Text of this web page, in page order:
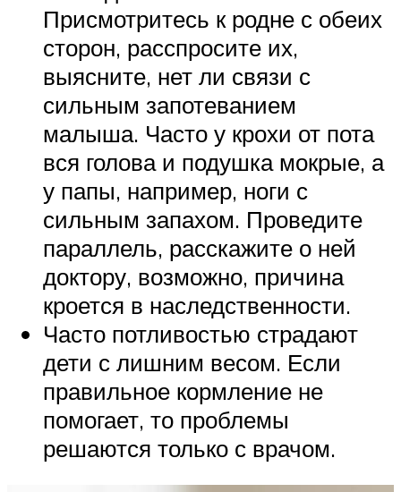
Присмотритесь к родне с обеих
сторон, расспросите их,
выясните, нет ли связи с
сильным запотеванием
малыша. Часто у крохи от пота
вся голова и подушка мокрые, а
у папы, например, ноги с
сильным запахом. Проведите
параллель, расскажите о ней
доктору, возможно, причина
кроется в наследственности.
Часто потливостью страдают
дети с лишним весом. Если
правильное кормление не
помогает, то проблемы
решаются только с врачом.